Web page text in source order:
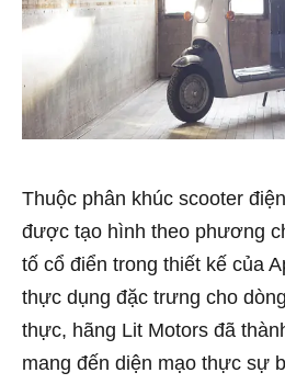
Thuộc phân khúc scooter
được tạo hình theo phương
tố cổ điển trong thiết kế của
thực dụng đặc trưng cho
thực, hãng Lit Motors đã
mang đến diện mạo thực sự